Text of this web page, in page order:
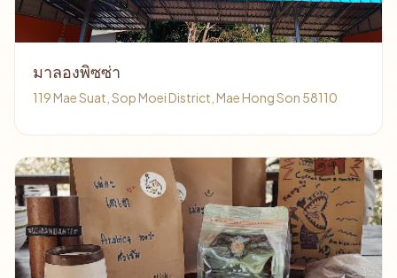
มาลองพิซซ่า
119 Mae Suat, Sop Moei District, Mae Hong Son 58110